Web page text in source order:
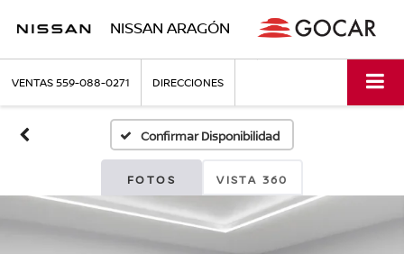
NISSAN ARAGÓN
VENTAS559-088-0271 DIRECCIONES
Confirmar Disponibilidad
FOTOS VISTA 360